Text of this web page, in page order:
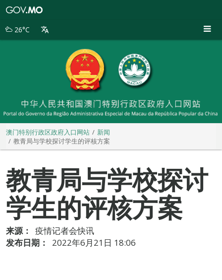
别
26°C
澳门特别行政区政府入口网站
新闻
教青局与学校探讨学生的评核方案
教青局与学校探讨
学生的评核方案
来源：
疫情记者会快讯
发布日期：
2022年6月21日 18:06